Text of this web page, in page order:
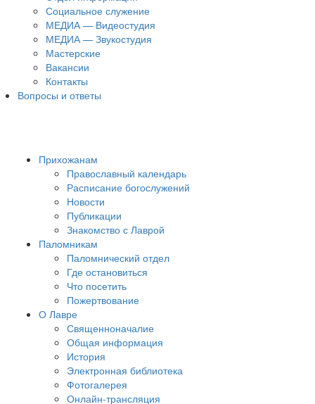
Социальное служение
МЕДИА — Видеостудия
МЕДИА — Звукостудия
Мастерские
Вакансии
Контакты
Вопросы и ответы
Прихожанам
Православный календарь
Расписание богослужений
Новости
Публикации
Знакомство с Лаврой
Паломникам
Паломнический отдел
Где остановиться
Что посетить
Пожертвование
О Лавре
Священноначалие
Общая информация
История
Электронная библиотека
Фотогалерея
Онлайн-трансляция